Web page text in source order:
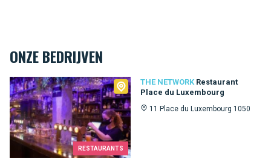
ONZE BEDRIJVEN
RESTAURANTS
THE NETWORK Restaurant
Place du Luxembourg
11 Place du Luxembourg 1050
The Network